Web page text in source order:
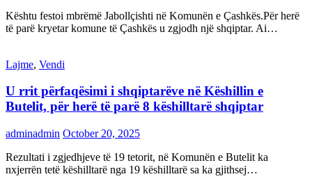
Kështu festoi mbrëmë Jabollçishti në Komunën e Çashkës.Për herë
të parë kryetar komune të Çashkës u zgjodh një shqiptar. Ai…
Lajme, Vendi
U rrit përfaqësimi i shqiptarëve në Këshillin e
Butelit, për herë të parë 8 këshilltarë shqiptar
adminadmin October 20, 2025
Rezultati i zgjedhjeve të 19 tetorit, në Komunën e Butelit ka
nxjerrën tetë këshilltarë nga 19 këshilltarë sa ka gjithsej…